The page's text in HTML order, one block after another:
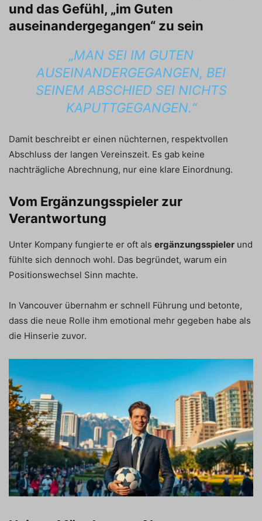
und das Gefühl, „im Guten
auseinandergegangen“ zu sein
„MAN SEI IM GUTEN
AUSEINANDERGEGANGEN, BEI
SEINEM ABSCHIED SEI NICHTS
KAPUTTGEGANGEN.“
Damit beschreibt er einen nüchternen, respektvollen
Abschluss der langen Vereinszeit. Es gab keine
nachträgliche Abrechnung, nur eine klare Einordnung.
Vom Ergänzungsspieler zur
Verantwortung
Unter Kompany fungierte er oft als ergänzungsspieler und
fühlte sich dennoch wohl. Das begründet, warum ein
Positionswechsel Sinn machte.
In Vancouver übernahm er schnell Führung und betonte,
dass die neue Rolle ihm emotional mehr gegeben habe als
die Hinserie zuvor.